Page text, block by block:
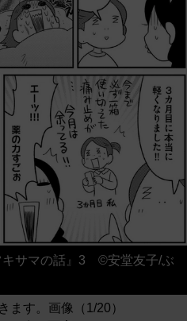
キサマの話』3 ©安堂友子/ぶ
ます。画像（1/20）